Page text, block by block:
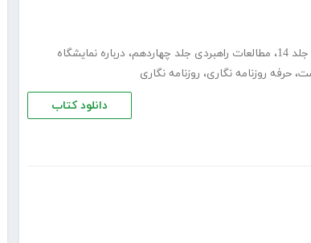
14 ، مطالعات راهبردی جلد چهاردهم، درباره نمایشگاه
، حرفه روزنامه نگاری، روزنامه نگاری
دانلود کتاب